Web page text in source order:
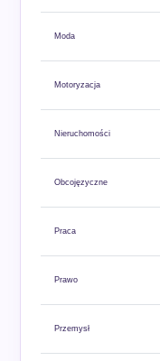
Moda
Motoryzacja
Nieruchomości
Obcojęzyczne
Praca
Prawo
Przemysł